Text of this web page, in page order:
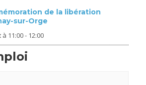
de la libération
sur-Orge
11:00- 12:00